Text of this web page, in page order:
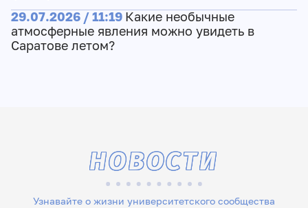
29.07.2026 / 11:19 Какие необычные
атмосферные явления можно увидеть в
Саратове летом?
Узнавайте о жизни университетского сообщества
НОВОСТИ